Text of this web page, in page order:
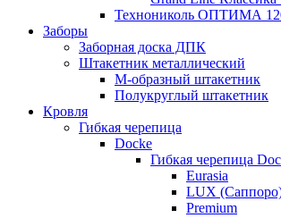
Технониколь ОПТИМА
Заборы
Заборная доска ДПК
Штакетник металлический
М-образный штакетник
Полукруглый штакетник
Кровля
Гибкая черепица
Docke
Гибкая черепица
Eurasia
LUX
Premium